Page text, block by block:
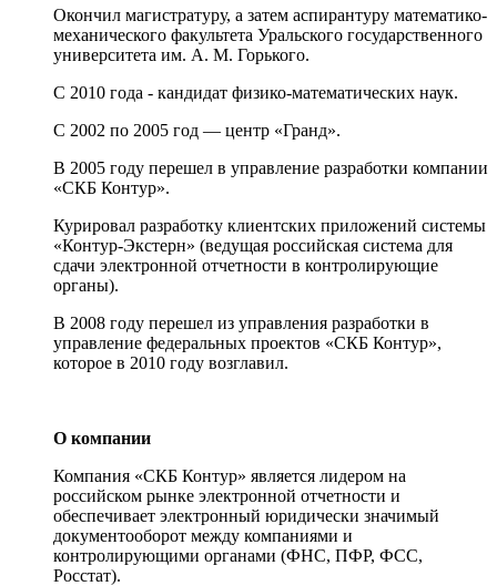
Окончил магистратуру, а затем аспирантуру математико-
механического факультета Уральского государственного
университета им. А. М. Горького.
С 2010 года - кандидат физико-математических наук.
С 2002 по 2005 год — центр «Гранд».
В 2005 году перешел в управление разработки компании
«СКБ Контур».
Курировал разработку клиентских приложений системы
«Контур-Экстерн» (ведущая российская система для
сдачи электронной отчетности в контролирующие
органы).
В 2008 году перешел из управления разработки в
управление федеральных проектов «СКБ Контур»,
которое в 2010 году возглавил.
О компании
Компания «СКБ Контур» является лидером на
российском рынке электронной отчетности и
обеспечивает электронный юридически значимый
документооборот между компаниями и
контролирующими органами (ФНС, ПФР, ФСС,
Росстат).